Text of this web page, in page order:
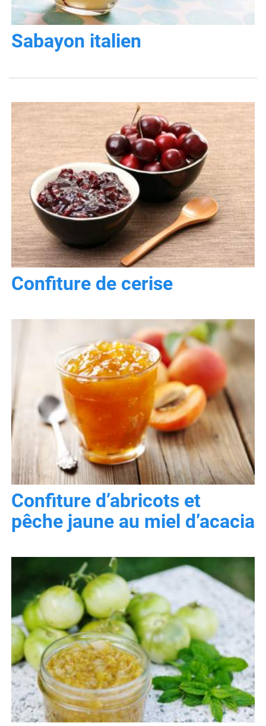
Sabayon italien
Confiture de cerise
Confiture d’abricots et
pêche jaune au miel d’acacia